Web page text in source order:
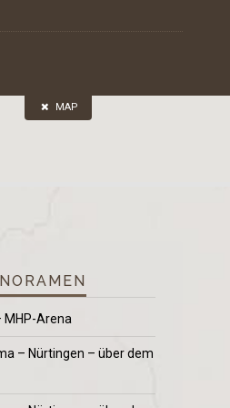
MAP
Arena
– Nürtingen – über dem